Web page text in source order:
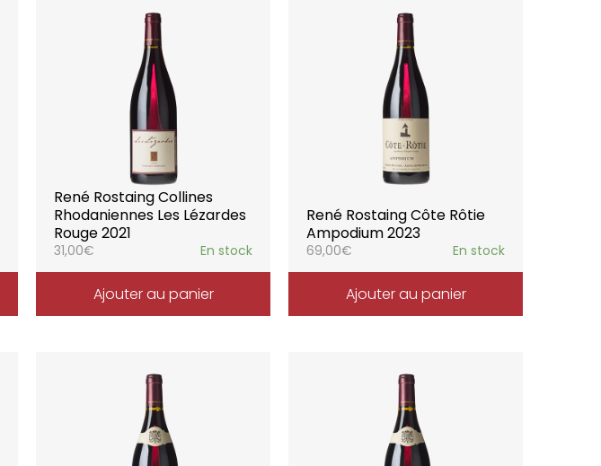
René Rostaing Collines
Rhodaniennes Les Lézardes
Rouge 2021
31,00€ En stock
Ajouter au panier
René Rostaing Côte Rôtie
Ampodium 2023
69,00€ En stock
Ajouter au panier